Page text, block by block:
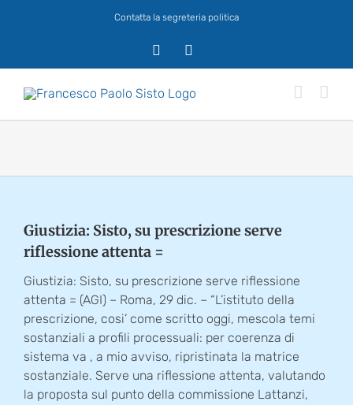
Contatta la segreteria politica
Giustizia: Sisto, su prescrizione serve
riflessione attenta =
Giustizia: Sisto, su prescrizione serve riflessione
attenta = (AGI) – Roma, 29 dic. – “L’istituto della
prescrizione, cosi’ come scritto oggi, mescola temi
sostanziali a profili processuali: per coerenza di
sistema va , a mio avviso, ripristinata la matrice
sostanziale. Serve una riflessione attenta, valutando
la proposta sul punto della commissione Lattanzi,